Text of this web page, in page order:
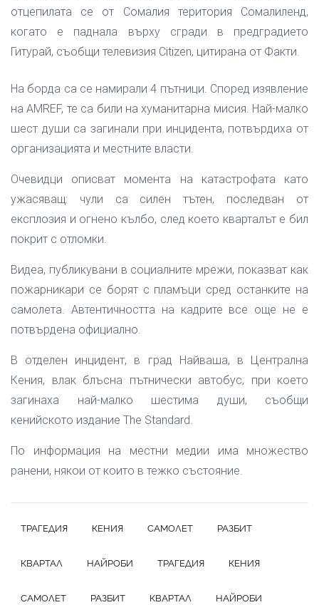
отцепилата се от Сомалия територия Сомалиленд,
когато е паднала върху сгради в предградието
Гитурай, съобщи телевизия Citizen, цитирана от Факти.
На борда са се намирали 4 пътници. Според изявление
на AMREF, те са били на хуманитарна мисия. Най-малко
шест души са загинали при инцидента, потвърдиха от
организацията и местните власти.
Очевидци описват момента на катастрофата като
ужасяващ: чули са силен тътен, последван от
експлозия и огнено кълбо, след което кварталът е бил
покрит с отломки.
Видеа, публикувани в социалните мрежи, показват как
пожарникари се борят с пламъци сред останките на
самолета. Автентичността на кадрите все още не е
потвърдена официално.
В отделен инцидент, в град Найваша, в Централна
Кения, влак блъсна пътнически автобус, при което
загинаха най-малко шестима души, съобщи
кенийското издание The Standard.
По информация на местни медии има множество
ранени, някои от които в тежко състояние.
ТРАГЕДИЯ КЕНИЯ САМОЛЕТ РАЗБИТ
КВАРТАЛ НАЙРОБИ ТРАГЕДИЯ КЕНИЯ
САМОЛЕТ РАЗБИТ КВАРТАЛ НАЙРОБИ